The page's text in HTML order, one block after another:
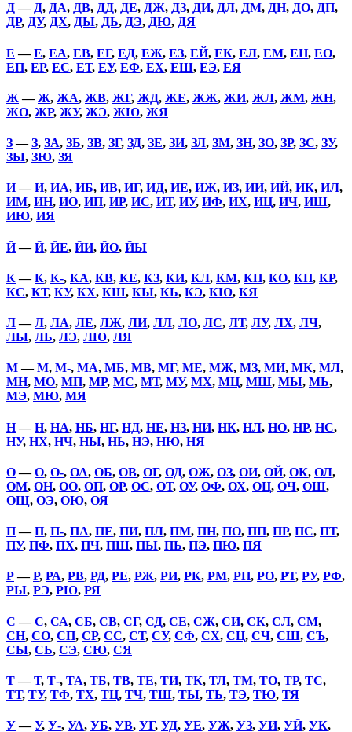
Д— Д, ДА, ДВ, ДД, ДЕ, ДЖ, ДЗ, ДИ, ДЛ, ДМ, ДН, ДО, ДП,
ДР, ДУ, ДХ, ДЫ, ДЬ, ДЭ, ДЮ, ДЯ
Е —Е, ЕА, ЕВ, ЕГ, ЕД, ЕЖ, ЕЗ, ЕЙ, ЕК, ЕЛ, ЕМ, ЕН, ЕО,
ЕП, ЕР, ЕС, ЕТ, ЕУ, ЕФ, ЕХ, ЕШ, ЕЭ, ЕЯ
Ж —Ж, ЖА, ЖВ, ЖГ, ЖД, ЖЕ, ЖЖ, ЖИ, ЖЛ, ЖМ, ЖН,
ЖО, ЖР, ЖУ, ЖЭ, ЖЮ, ЖЯ
З—З, ЗА, ЗБ, ЗВ, ЗГ, ЗД, ЗЕ, ЗИ, ЗЛ, ЗМ, ЗН, ЗО, ЗР, ЗС, ЗУ,
ЗЫ, ЗЮ, ЗЯ
И—И, ИА, ИБ, ИВ, ИГ, ИД, ИЕ, ИЖ, ИЗ, ИИ, ИЙ, ИК, ИЛ,
ИМ, ИН, ИО, ИП, ИР, ИС, ИТ, ИУ, ИФ, ИХ, ИЦ, ИЧ, ИШ,
ИЮ, ИЯ
Й—Й, ЙЕ, ЙИ, ЙО, ЙЫ
К—К, К-, КА, КВ, КЕ, КЗ, КИ, КЛ, КМ, КН, КО, КП, КР,
КС, КТ, КУ, КХ, КШ, КЫ, КЬ, КЭ, КЮ, КЯ
Л—Л, ЛА, ЛЕ, ЛЖ, ЛИ, ЛЛ, ЛО, ЛС, ЛТ, ЛУ, ЛХ, ЛЧ,
ЛЫ, ЛЬ, ЛЭ, ЛЮ, ЛЯ
М—М, М-, МА, МБ, МВ, МГ, МЕ, МЖ, МЗ, МИ, МК, МЛ,
МН, МО, МП, МР, МС, МТ, МУ, МХ, МЦ, МШ, МЫ, МЬ,
МЭ, МЮ, МЯ
Н—Н, НА, НБ, НГ, НД, НЕ, НЗ, НИ, НК, НЛ, НО, НР, НС,
НУ, НХ, НЧ, НЫ, НЬ, НЭ, НЮ, НЯ
О—О, О-, ОА, ОБ, ОВ, ОГ, ОД, ОЖ, ОЗ, ОИ, ОЙ, ОК, ОЛ,
ОМ, ОН, ОО, ОП, ОР, ОС, ОТ, ОУ, ОФ, ОХ, ОЦ, ОЧ, ОШ,
ОЩ, ОЭ, ОЮ, ОЯ
П—П, П-, ПА, ПЕ, ПИ, ПЛ, ПМ, ПН, ПО, ПП, ПР, ПС, ПТ,
ПУ, ПФ, ПХ, ПЧ, ПШ, ПЫ, ПЬ, ПЭ, ПЮ, ПЯ
Р—Р, РА, РВ, РД, РЕ, РЖ, РИ, РК, РМ, РН, РО, РТ, РУ, РФ,
РЫ, РЭ, РЮ, РЯ
С —С, СА, СБ, СВ, СГ, СД, СЕ, СЖ, СИ, СК, СЛ, СМ,
СН, СО, СП, СР, СС, СТ, СУ, СФ, СХ, СЦ, СЧ, СШ, СЪ,
СЫ, СЬ, СЭ, СЮ, СЯ
Т—Т, Т-, ТА, ТБ, ТВ, ТЕ, ТИ, ТК, ТЛ, ТМ, ТО, ТР, ТС,
ТТ, ТУ, ТФ, ТХ, ТЦ, ТЧ, ТШ, ТЫ, ТЬ, ТЭ, ТЮ, ТЯ
У—У, У-, УА, УБ, УВ, УГ, УД, УЕ, УЖ, УЗ, УИ, УЙ, УК,